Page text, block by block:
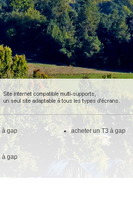
à gap acheter un T3 à gap
à gap